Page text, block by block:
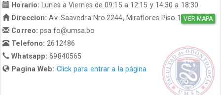
Horario: Lunes a Viernes de 09:15 a 12:15 y 14:30 a 18:30
Direccion: Av. Saavedra Nro.2244, Miraflores Piso 1 VER MAPA
Correo:psa.fo@umsa.bo
Telefono:2612486
Whatsapp:69840565
Pagina Web: Click para entrar a la página